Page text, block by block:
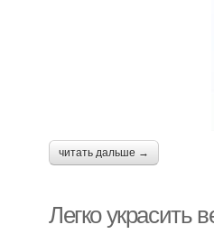
читать дальше →
Легко украсить